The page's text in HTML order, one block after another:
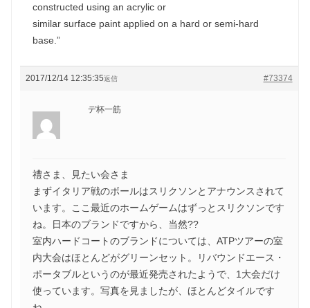
constructed using an acrylic or
similar surface paint applied on a hard or semi-hard
base.”
2017/12/14 12:35:35 #73374
返信
デ杯一筋
禮さま、見たい会さま
まずイタリア戦のボールはスリクソンとアナウンスされて
います。ここ最近のホームゲームはずっとスリクソンです
ね。日本のブランドですから、当然??
室内ハードコートのブランドについては、ATPツアーの室
内大会はほとんどがグリーンセット。リバウンドエース・
ポータブルというのが最近発売されたようで、1大会だけ
使っています。写真を見ましたが、ほとんどタイルです